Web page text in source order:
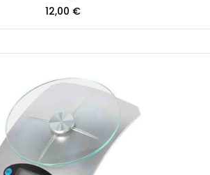
Precio
12,00 €